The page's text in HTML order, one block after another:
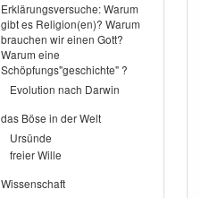
Erklärungsversuche: Warum
gibt es Religion(en)? Warum
brauchen wir einen Gott?
Warum eine
Schöpfungs"geschichte" ?
Evolution nach Darwin
das Böse in der Welt
Ursünde
freier Wille
Wissenschaft